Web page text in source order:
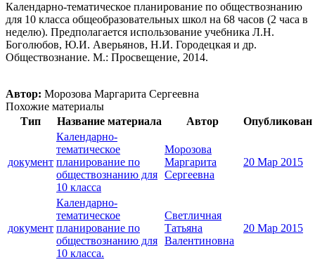
Календарно-тематическое планирование по обществознанию
для 10 класса общеобразовательных школ на 68 часов (2 часа в
неделю). Предполагается использование учебника Л.Н.
Боголюбов, Ю.И. Аверьянов, Н.И. Городецкая и др.
Обществознание. М.: Просвещение, 2014.
Автор: Морозова Маргарита Сергеевна
Похожие материалы
Тип
Название материала Автор Опубликован
документ
Календарно-
тематическое
планирование по
обществознанию для
10 класса
Морозова
Маргарита
Сергеевна
20 Мар 2015
документ
Календарно-
тематическое
планирование по
обществознанию для
10 класса.
Светличная
Татьяна
Валентиновна
20 Мар 2015